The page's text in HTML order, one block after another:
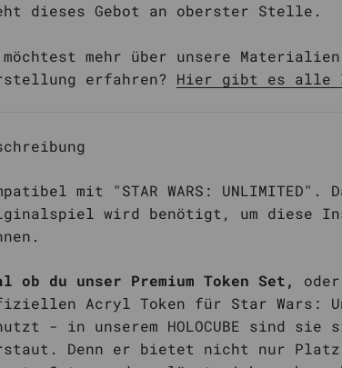
dieses Gebot an oberster Stelle.
möchtest mehr über unsere
erfahren? Hier gibt es alle
mit "STAR WARS: UNLIMITED".
wird benötigt, um diese
ob du unser Premium Token Set,
Acryl Token für Star Wars:
- in unserem HOLOCUBE sind sie
Denn er bietet nicht nur